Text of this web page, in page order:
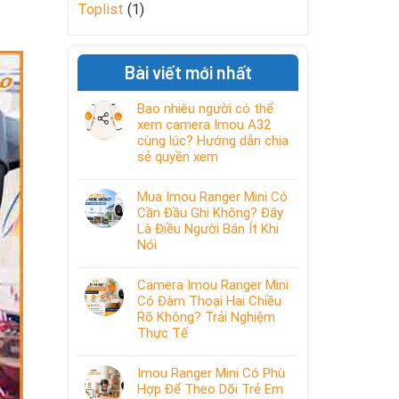
Toplist (1)
Bài viết mới nhất
Bao nhiêu người có thể
xem camera Imou A32
cùng lúc? Hướng dẫn chia
sẻ quyền xem
Mua Imou Ranger Mini Có
Cần Đầu Ghi Không? Đây
Là Điều Người Bán Ít Khi
Nói
Camera Imou Ranger Mini
Có Đàm Thoại Hai Chiều
Rõ Không? Trải Nghiệm
Thực Tế
Imou Ranger Mini Có Phù
Hợp Để Theo Dõi Trẻ Em